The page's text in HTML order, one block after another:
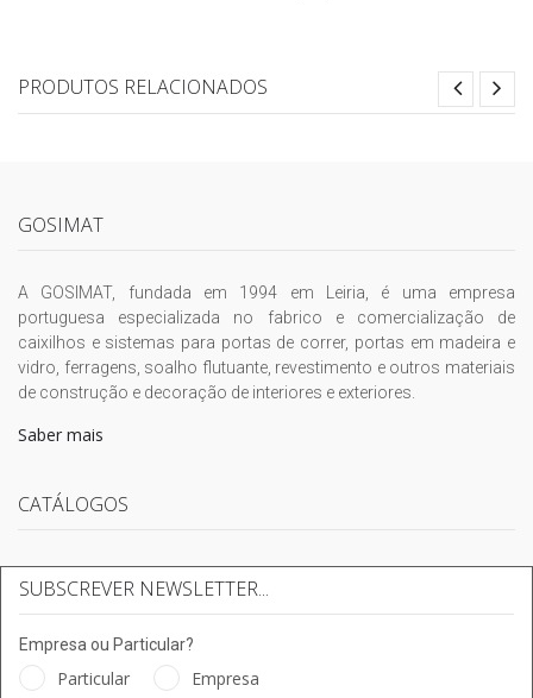
PRODUTOS RELACIONADOS
GOSIMAT
A GOSIMAT, fundada em 1994 em Leiria, é uma empresa
portuguesa especializada no fabrico e comercialização de
caixilhos e sistemas para portas de correr, portas em madeira e
vidro, ferragens, soalho flutuante, revestimento e outros materiais
de construção e decoração de interiores e exteriores.
Saber mais
CATÁLOGOS
SUBSCREVER NEWSLETTER...
Empresa ou Particular?
Particular Empresa